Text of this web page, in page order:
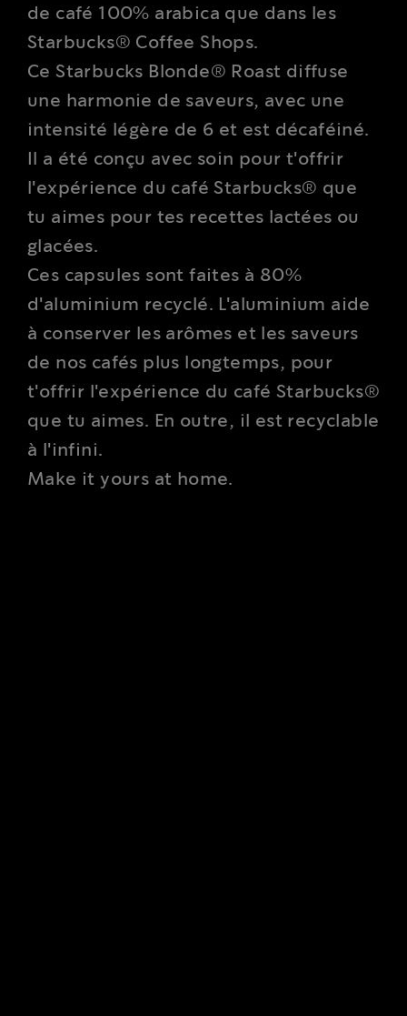
de café 100% arabica que dans les
Starbucks® Coffee Shops.
Ce Starbucks Blonde® Roast diffuse
une harmonie de saveurs, avec une
intensité légère de 6 et est décaféiné.
Il a été conçu avec soin pour t'offrir
l'expérience du café Starbucks® que
tu aimes pour tes recettes lactées ou
glacées.
Ces capsules sont faites à 80%
d'aluminium recyclé. L'aluminium aide
à conserver les arômes et les saveurs
de nos cafés plus longtemps, pour
t'offrir l'expérience du café Starbucks®
que tu aimes. En outre, il est recyclable
à l'infini.
Make it yours at home.